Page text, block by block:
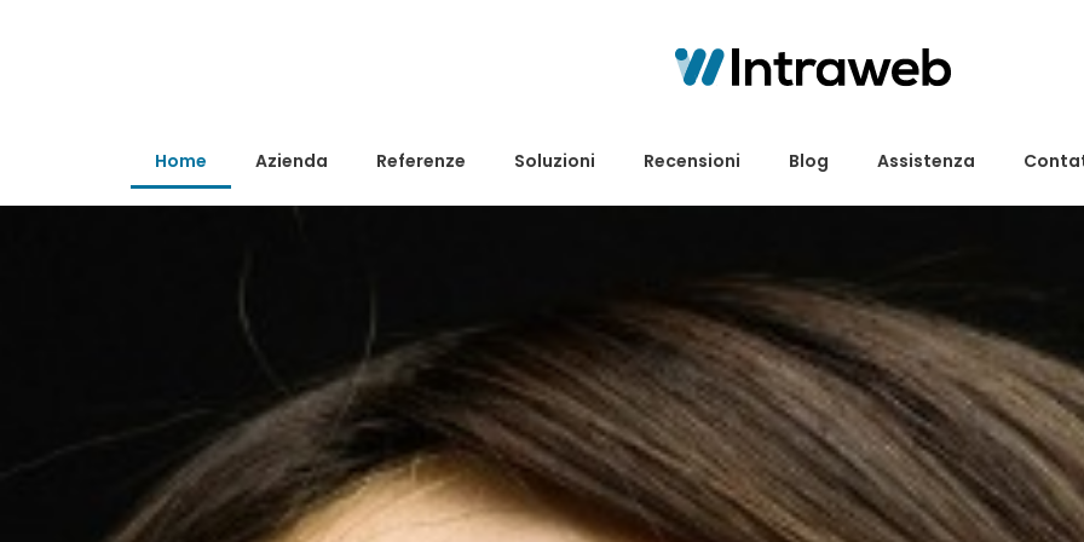
Home Azienda Referenze Soluzioni Recensioni Blog Assistenza